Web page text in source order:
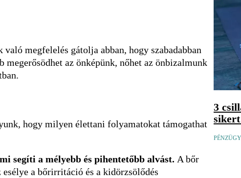
megfelelés gátolja abban, hogy szabadabban
az önképünk, nőhet az önbizalmunk
hogy milyen élettani folyamatokat támogathat
segíti a mélyebb és pihentetőbb alvást. A bőr
a bőrirritáció és a kidörzsölődés
3
sikert